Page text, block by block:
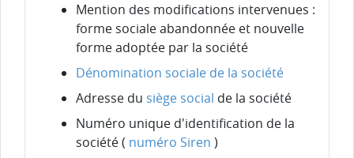
Mention des modifications intervenues :
forme sociale abandonnée et nouvelle
forme adoptée par la société
Dénomination sociale de la société
Adresse du siège social de la société
Numéro unique d'identification de la
société ( numéro Siren )